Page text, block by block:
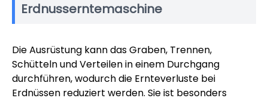
Erdnusserntemaschine
Die Ausrüstung kann das Graben, Trennen,
Schütteln und Verteilen in einem Durchgang
durchführen, wodurch die Ernteverluste bei
Erdnüssen reduziert werden. Sie ist besonders